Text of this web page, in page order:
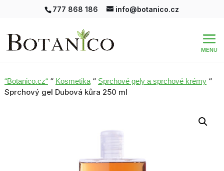
777 868 186 info@botanico.cz
“Botanico.cz““ Kosmetika“ Sprchové gely a sprchové krémy“
Sprchový gel Dubová kůra 250 ml